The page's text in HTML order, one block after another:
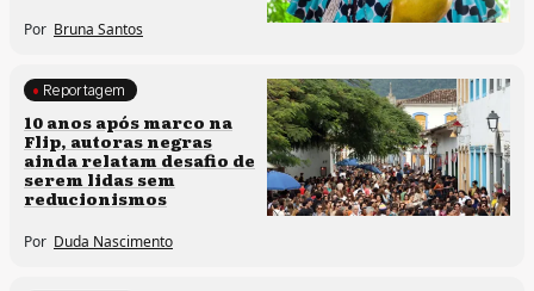
Por Bruna Santos
Processos artísticos
Reportagem
10 anos após marco na
Flip, autoras negras
ainda relatam desafio de
serem lidas sem
reducionismos
Por Duda Nascimento